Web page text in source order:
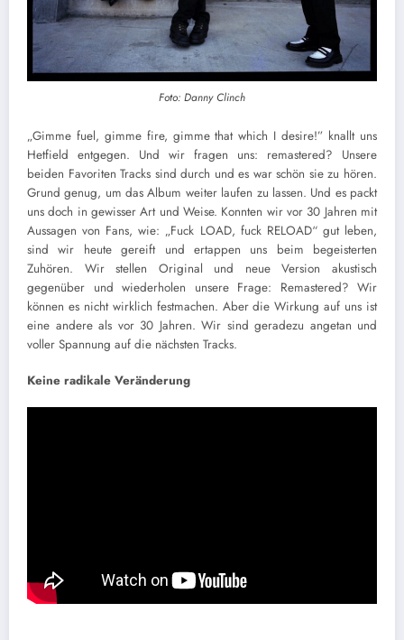
Foto: Danny Clinch
„Gimme fuel, gimme fire, gimme that which I desire!” knallt uns
Hetfield entgegen. Und wir fragen uns: remastered? Unsere
beiden Favoriten Tracks sind durch und es war schön sie zu hören.
Grund genug, um das Album weiter laufen zu lassen. Und es packt
uns doch in gewisser Art und Weise. Konnten wir vor 30 Jahren mit
Aussagen von Fans, wie: „Fuck LOAD, fuck RELOAD“ gut leben,
sind wir heute gereift und ertappen uns beim begeisterten
Zuhören. Wir stellen Original und neue Version akustisch
gegenüber und wiederholen unsere Frage: Remastered? Wir
können es nicht wirklich festmachen. Aber die Wirkung auf uns ist
eine andere als vor 30 Jahren. Wir sind geradezu angetan und
voller Spannung auf die nächsten Tracks.
Keine radikale Veränderung